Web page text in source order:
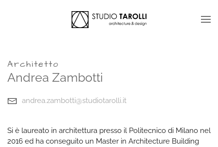
Skip to main content
Architetto
Andrea Zambotti
andrea.zambotti@studiotarolli.it
Si è laureato in architettura presso il Politecnico di Milano nel
2016 ed ha conseguito un Master in Architecture Building